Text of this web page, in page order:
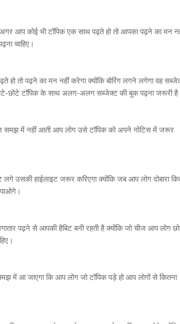
अगर आप कोई भी टॉपिक एक साथ पढ़ते हो तो आपका पढ़ने का मन
चाहिए।
हो तो पढ़ने का मन नहीं करेगा क्योंकि बोरिंग लगने लगेगा वह
छोटे टॉपिक के साथ अलग-अलग सब्जेक्ट की बुक पढ़ना जरूरी
समझ में नहीं आती आप लोग उसे टॉपिक को अपने नोटिस में जरूर
उसकी हाईलाइट जरूर करिएगा क्योंकि जब आप लोग दोबारा
पढ़ने से आपकी हैबिट बनी रहती है क्योंकि जो चीज आप लोग
में आ जाएगा कि आप लोग जो टॉपिक पड़े हो आप लोगों से कितना